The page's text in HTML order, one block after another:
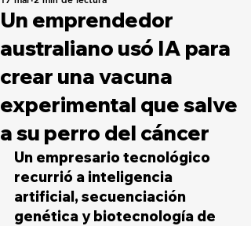
Un emprendedor
australiano usó IA para
crear una vacuna
experimental que salve
a su perro del cáncer
Un empresario tecnológico
recurrió a inteligencia
artificial, secuenciación
genética y biotecnología de